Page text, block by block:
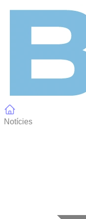
Notícies